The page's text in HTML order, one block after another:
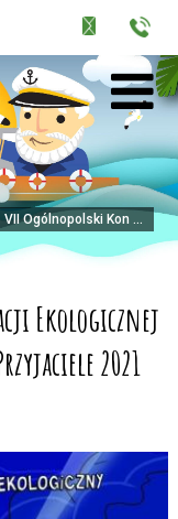
VII Ogólnopolski Kon ...
Ekologicznej
2021